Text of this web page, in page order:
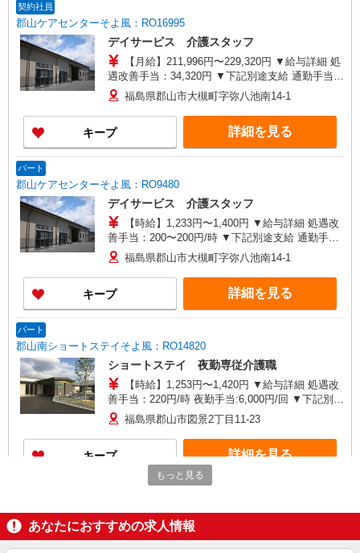
助が同時給 ◎キャンセル手当：職務時給の60％支
給
契約社員
郡山ケアセンターそよ風：RO16995
デイサービス 介護スタッフ
【月給】211,996円〜229,320円 ▼給与詳細 処
遇改善手当：34,320円 ▼下記別途支給 通勤手当
年末年始手当：380円/時 寸志あり：年2回（6月・
12月） ※業績による 特別報酬：平均33.8万円（最
高額130万円） ※2025年6月支給実績 ※処遇改善
手当は試用期間中(3ヶ月)は支給なし
福島県郡山市大槻町字弥八池南14-1
キープ 詳細を見る
パート
郡山ケアセンターそよ風：RO9480
デイサービス 介護スタッフ
【時給】1,233円〜1,400円 ▼給与詳細 処遇改
善手当：200〜200円/時 ▼下記別途支給 通勤手当
年末年始手当：380円/時 寸志あり：年2回（6月・
12月） ※業績による ※処遇改善手当は試用期間
中(3ヶ月)は支給なし
福島県郡山市大槻町字弥八池南14-1
キープ 詳細を見る
パート
郡山南ショートステイそよ風：RO14820
ショートステイ 夜勤専従介護職
【時給】1,253円〜1,420円 ▼給与詳細 処遇改
善手当：220円/時 夜勤手当:6,000円/回 ▼下記別途
支給 通勤手当 年末年始手当：380円/時 寸志あ
り：年2回（6月・12月） ※業績による ※処遇改
善手当は試用期間中(3ヶ月)は支給なし
福島県郡山市図景2丁目11-23
キープ 詳細を見る
有料老人ホーム 夜勤専従介護職
【時給】1,253円〜1,420円 ▼給与詳細 処遇改
もっと見る
あなたにおすすめの求人情報